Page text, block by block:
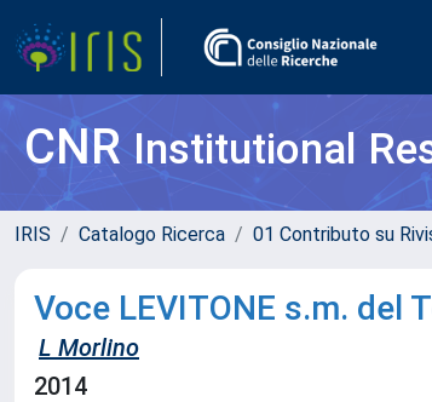
CNRInstitutional
IRIS Catalogo Ricerca 01 Contributo su
Voce LEVITONE s.m. del
L Morlino
2014